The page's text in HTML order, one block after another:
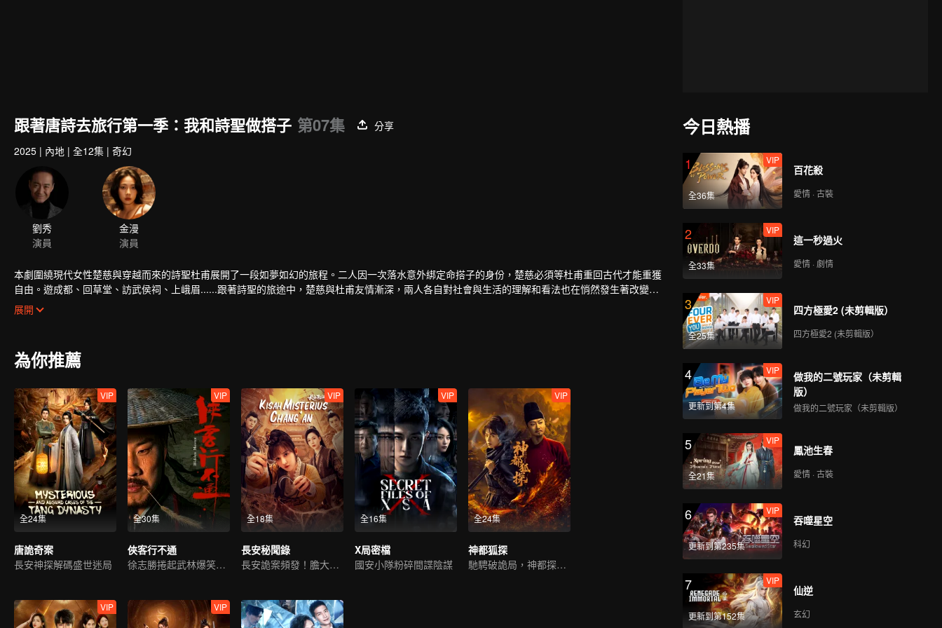
跟著唐詩去旅行第一季：我和詩聖做搭子 第07集
分享
2025 | 內地 | 全12集 | 奇幻
劉秀
演員
金漫
演員
本劇圍繞現代女性楚慈與穿越而來的詩聖杜甫展開了一段如夢如幻的旅程。二人因一次落水意外綁定命搭子的身份，楚慈必須等杜甫重回古代才能重獲
自由。遊成都、回草堂、訪武侯祠、上峨眉......跟著詩聖的旅途中，楚慈與杜甫友情漸深，兩人各自對社會與生活的理解和看法也在悄然發生著改變。
做搭子的“拼”命循環裡，楚慈重拾了人生方向，杜甫亦解開心結，尋找到了心中的天地和大道。
展開
為你推薦
全24集
VIP
唐詭奇案
長安神探解碼盛世迷局
全30集
VIP
俠客行不通
徐志勝捲起武林爆笑風雲
全18集
VIP
長安秘聞錄
長安詭案頻發！膽大者入
全16集
VIP
X局密檔
國安小隊粉碎間諜陰謀
全24集
VIP
神都狐探
馳騁破詭局，神都探謎案
VIP VIP
今日熱播
1
全36集
VIP
百花殺
愛情 · 古裝
2
全33集
VIP
這一秒過火
愛情 · 劇情
3
全25集
VIP
四方極愛2 (未剪輯版）
四方極愛2 (未剪輯版）
4
更新到第4集
VIP
做我的二號玩家（未剪輯
版）
做我的二號玩家（未剪輯版）
5
全21集
VIP
鳳池生春
愛情 · 古裝
6
更新到第235集
VIP
吞噬星空
科幻
7
更新到第152集
VIP
仙逆
玄幻